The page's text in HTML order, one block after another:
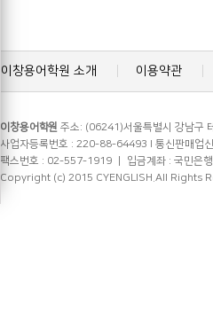
이창용어학원 소개 이용약관
이창용어학원 주소: (06241)서울특별시 강남구
사업자등록번호 : 220-88-64493 l 통신판매업
팩스번호 : 02-557-1919 ㅣ 입금계좌 : 국민은
Copyright (c) 2015 CYENGLISH.All Rights